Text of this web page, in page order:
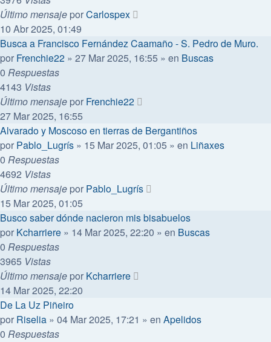
Último mensaje porCarlospex
10 Abr 2025, 01:49
Busca a Francisco Fernández Caamaño - S. Pedro de Muro.
por Frenchie22 » 27 Mar 2025, 16:55 » en Buscas
0 Respuestas
4143 Vistas
Último mensaje por Frenchie22
27 Mar 2025, 16:55
Alvarado y Moscoso en tierras de Bergantiños
por Pablo_Lugrís » 15 Mar 2025, 01:05 » en Liñaxes
0 Respuestas
4692 Vistas
Último mensaje por Pablo_Lugrís
15 Mar 2025, 01:05
Busco saber dónde nacieron mis bisabuelos
por Kcharriere » 14 Mar 2025, 22:20 » en Buscas
0 Respuestas
3965 Vistas
Último mensaje por Kcharriere
14 Mar 2025, 22:20
De La Uz Piñeiro
por Riselia » 04 Mar 2025, 17:21 » en Apelidos
0 Respuestas